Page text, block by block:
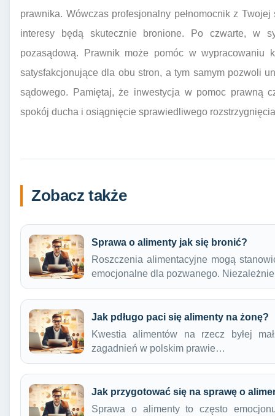
prawnika. Wówczas profesjonalny pełnomocnik z
interesy będą skutecznie bronione. Po czwarte, w
pozasądową. Prawnik może pomóc w wypracowaniu
satysfakcjonujące dla obu stron, a tym samym pozwoli
sądowego. Pamiętaj, że inwestycja w pomoc prawną
spokój ducha i osiągnięcie sprawiedliwego
Zobacz także
Sprawa o alimenty jak się bronić?
Roszczenia alimentacyjne mogą
emocjonalne dla pozwanego.
Jak pdługo paci się alimenty na żonę?
Kwestia alimentów na rzecz byłej
zagadnień w polskim prawie…
Jak przygotować się na sprawę o
Sprawa o alimenty to często